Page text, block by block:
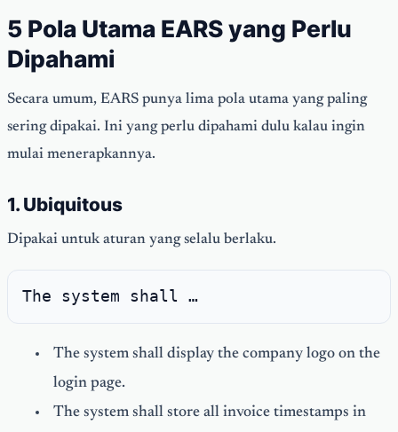
5 Pola Utama EARS yang Perlu
Dipahami
Secara umum, EARS punya lima pola utama yang paling
sering dipakai. Ini yang perlu dipahami dulu kalau ingin
mulai menerapkannya.
1. Ubiquitous
Dipakai untuk aturan yang selalu berlaku.
The system shall …
The system shall display the company logo on the
login page.
The system shall store all invoice timestamps in